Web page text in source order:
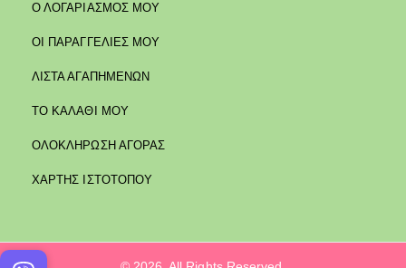
Ο ΛΟΓΑΡΙΑΣΜΟΣ ΜΟΥ
ΟΙ ΠΑΡΑΓΓΕΛΙΕΣ ΜΟΥ
ΛΙΣΤΑ ΑΓΑΠΗΜΕΝΩΝ
ΤΟ ΚΑΛΑΘΙ ΜΟΥ
ΟΛΟΚΛΗΡΩΣΗ ΑΓΟΡΑΣ
ΧΑΡΤΗΣ ΙΣΤΟΤΟΠΟΥ